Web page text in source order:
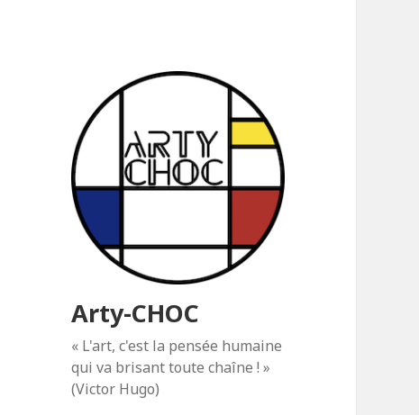
Arty-CHOC
« L'art, c'est la pensée humaine
qui va brisant toute chaîne ! »
(Victor Hugo)